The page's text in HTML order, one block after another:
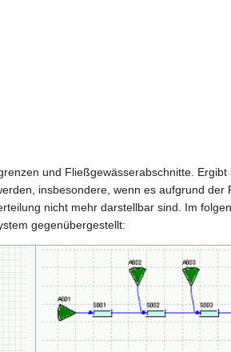
und Fließgewässerabschnitte.
insbesondere, wenn es aufgrund der
nicht mehr darstellbar sind. Im
gegenübergestellt: